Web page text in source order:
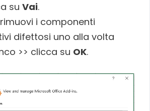
su Vai.
i componenti
difettosi uno alla volta
>> clicca su OK.